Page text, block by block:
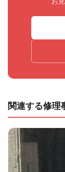
関連する修理